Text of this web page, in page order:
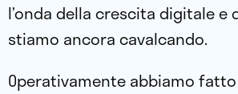
l’onda della crescita digitale e
stiamo ancora cavalcando.
Operativamente abbiamo